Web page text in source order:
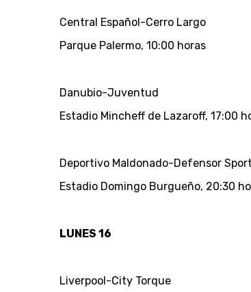
Central Español-Cerro Largo
Parque Palermo, 10:00 horas
Danubio-Juventud
Estadio Mincheff de Lazaroff, 17:00
Deportivo Maldonado-Defensor
Estadio Domingo Burgueño, 20:30
LUNES 16
Liverpool-City Torque